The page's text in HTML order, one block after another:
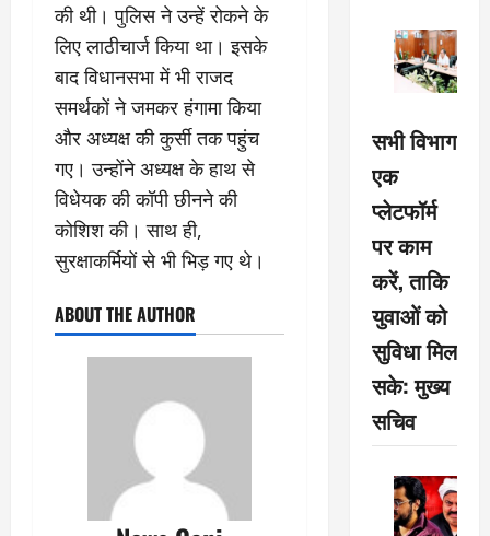
की थी। पुलिस ने उन्हें रोकने के
लिए लाठीचार्ज किया था। इसके
बाद विधानसभा में भी राजद
समर्थकों ने जमकर हंगामा किया
और अध्यक्ष की कुर्सी तक पहुंच
गए। उन्होंने अध्यक्ष के हाथ से
विधेयक की कॉपी छीनने की
कोशिश की। साथ ही,
सुरक्षाकर्मियों से भी भिड़ गए थे।
ABOUT THE AUTHOR
सभी विभाग
एक
प्लेटफॉर्म
पर काम
करें, ताकि
युवाओं को
सुविधा मिल
सके: मुख्य
सचिव